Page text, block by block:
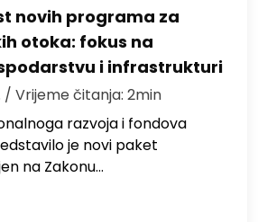
novih programa za
otoka: fokus na
i infrastrukturi
/ Vrijeme čitanja: 2min
razvoja i fondova
je novi paket
na Zakonu…